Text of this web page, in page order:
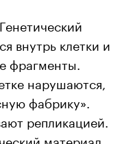
внутрь клетки и
фрагменты.
нарушаются,
фабрику».
репликацией.
материал